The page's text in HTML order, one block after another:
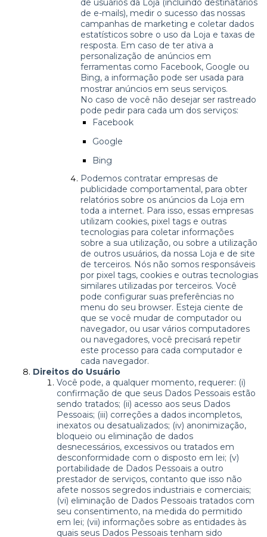
de usuários da Loja (incluindo destinatários
de e-mails), medir o sucesso das nossas
campanhas de marketing e coletar dados
estatísticos sobre o uso da Loja e taxas de
resposta. Em caso de ter ativa a
personalização de anúncios em
ferramentas como Facebook, Google ou
Bing, a informação pode ser usada para
mostrar anúncios em seus serviços.
No caso de você não desejar ser rastreado
pode pedir para cada um dos serviços:
Facebook
Google
Bing
Podemos contratar empresas de
publicidade comportamental, para obter
relatórios sobre os anúncios da Loja em
toda a internet. Para isso, essas empresas
utilizam cookies, pixel tags e outras
tecnologias para coletar informações
sobre a sua utilização, ou sobre a utilização
de outros usuários, da nossa Loja e de site
de terceiros. Nós não somos responsáveis
por pixel tags, cookies e outras tecnologias
similares utilizadas por terceiros. Você
pode configurar suas preferências no
menu do seu browser. Esteja ciente de
que se você mudar de computador ou
navegador, ou usar vários computadores
ou navegadores, você precisará repetir
este processo para cada computador e
cada navegador.
Direitos do Usuário
Você pode, a qualquer momento, requerer: (i)
confirmação de que seus Dados Pessoais estão
sendo tratados; (ii) acesso aos seus Dados
Pessoais; (iii) correções a dados incompletos,
inexatos ou desatualizados; (iv) anonimização,
bloqueio ou eliminação de dados
desnecessários, excessivos ou tratados em
desconformidade com o disposto em lei; (v)
portabilidade de Dados Pessoais a outro
prestador de serviços, contanto que isso não
afete nossos segredos industriais e comerciais;
(vi) eliminação de Dados Pessoais tratados com
seu consentimento, na medida do permitido
em lei; (vii) informações sobre as entidades às
quais seus Dados Pessoais tenham sido